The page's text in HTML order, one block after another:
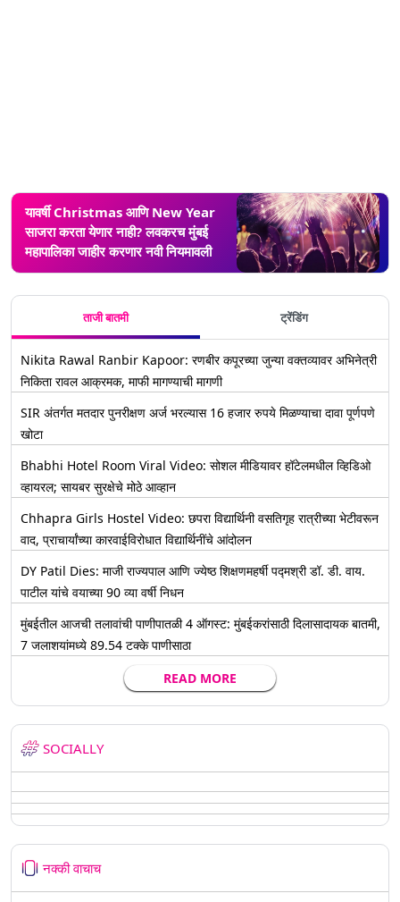
यावर्षी Christmas आणि New Year
साजरा करता येणार नाही? लवकरच मुंबई
महापालिका जाहीर करणार नवी नियमावली
ताजी बातमी ट्रेंडिंग
Nikita Rawal Ranbir Kapoor: रणबीर कपूरच्या जुन्या वक्तव्यावर अभिनेत्री
निकिता रावल आक्रमक, माफी मागण्याची मागणी
SIR अंतर्गत मतदार पुनरीक्षण अर्ज भरल्यास 16 हजार रुपये मिळण्याचा दावा पूर्णपणे
खोटा
Bhabhi Hotel Room Viral Video: सोशल मीडियावर हॉटेलमधील व्हिडिओ
व्हायरल; सायबर सुरक्षेचे मोठे आव्हान
Chhapra Girls Hostel Video: छपरा विद्यार्थिनी वसतिगृह रात्रीच्या भेटीवरून
वाद, प्राचार्यांच्या कारवाईविरोधात विद्यार्थिनींचे आंदोलन
DY Patil Dies: माजी राज्यपाल आणि ज्येष्ठ शिक्षणमहर्षी पद्मश्री डॉ. डी. वाय.
पाटील यांचे वयाच्या 90 व्या वर्षी निधन
मुंबईतील आजची तलावांची पाणीपातळी 4 ऑगस्ट: मुंबईकरांसाठी दिलासादायक बातमी,
7 जलाशयांमध्ये 89.54 टक्के पाणीसाठा
READ MORE
SOCIALLY
नक्की वाचाच